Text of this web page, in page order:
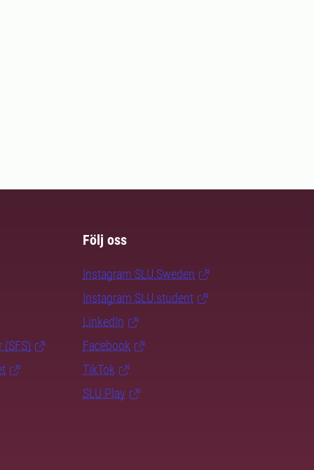
Följ oss
Instagram SLU.Sweden
Instagram SLU.student
LinkedIn
Facebook
TikTok
SLU Play